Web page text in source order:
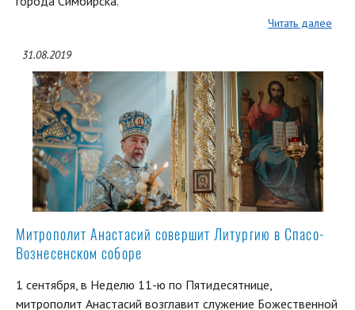
Читать далее
31.08.2019
Митрополит Анастасий совершит Литургию в Спасо-
Вознесенском соборе
1 сентября, в Неделю 11-ю по Пятидесятнице,
митрополит Анастасий возглавит служение Божественной